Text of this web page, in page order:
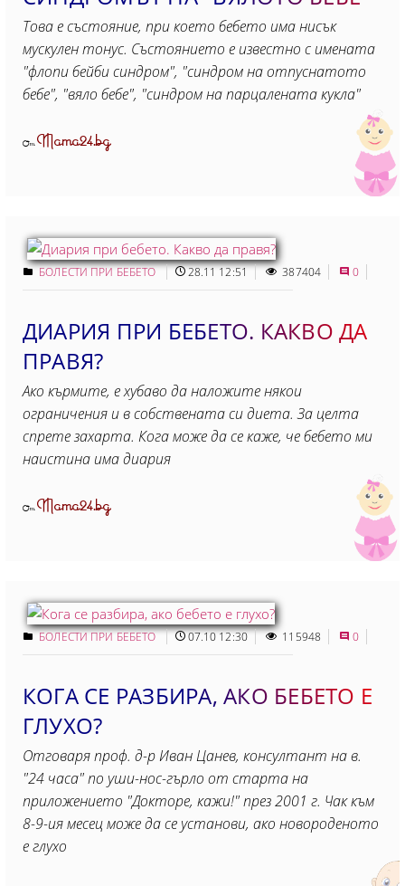
Това е състояние, при което бебето има нисък
мускулен тонус. Състоянието е известно с имената
"флопи бейби синдром", "синдром на отпуснатото
бебе", "вяло бебе", "синдром на парцалената кукла"
ОтMama24.bg
БОЛЕСТИ ПРИ БЕБЕТО 28.11 12:51 387404 0
ДИАРИЯ ПРИ БЕБЕТО. КАКВО ДА
ПРАВЯ?
Ако кърмите, е хубаво да наложите някои
ограничения и в собствената си диета. За целта
спрете захарта. Кога може да се каже, че бебето ми
наистина има диария
ОтMama24.bg
БОЛЕСТИ ПРИ БЕБЕТО 07.10 12:30 115948 0
КОГА СЕ РАЗБИРА, АКО БЕБЕТО Е
ГЛУХО?
Отговаря проф. д-р Иван Цанев, консултант на в.
"24 часа" по уши-нос-гърло от старта на
приложението "Докторе, кажи!" през 2001 г. Чак към
8-9-ия месец може да се установи, ако новороденото
е глухо